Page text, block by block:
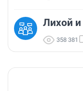
Лихой
358 381